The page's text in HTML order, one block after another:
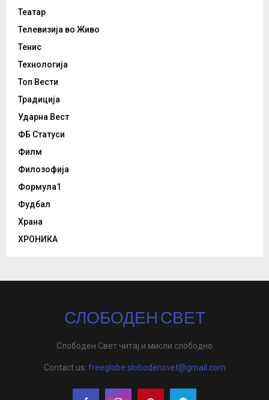
Театар
Телевизија во Живо
Тенис
Технологија
Топ Вести
Традиција
Ударна Вест
ФБ Статуси
Филм
Филозофија
Формула1
Фудбал
Храна
ХРОНИКА
СЛОБОДЕН СВЕТ
Слободен Свет читај и мисли слободно
Contact us: freeglobe.slobodensvet@gmail.com